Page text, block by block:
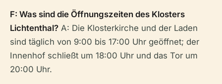
F: Was sind die Öffnungszeiten des Klosters
Lichtenthal? A: Die Klosterkirche und der Laden
sind täglich von 9:00 bis 17:00 Uhr geöffnet; der
Innenhof schließt um 18:00 Uhr und das Tor um
20:00 Uhr.